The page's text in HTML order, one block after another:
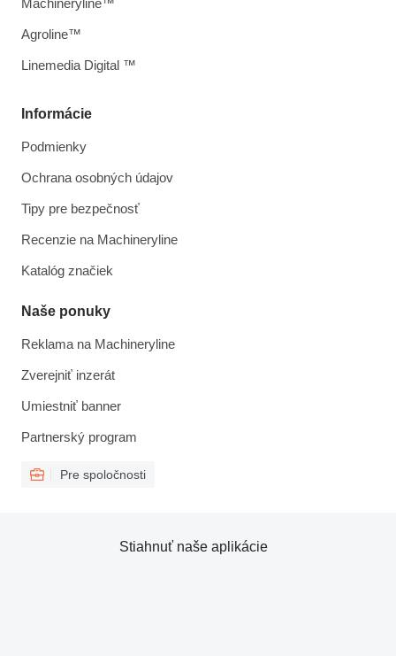
Informácie
Podmienky
Ochrana osobných údajov
Tipy pre bezpečnosť
Recenzie na Machineryline
Katalóg značiek
Naše ponuky
Reklama na Machineryline
Zverejniť inzerát
Umiestniť banner
Partnerský program
Pre spoločnosti
Machineryline™
Agroline™
Linemedia Digital ™
Stiahnuť naše aplikácie